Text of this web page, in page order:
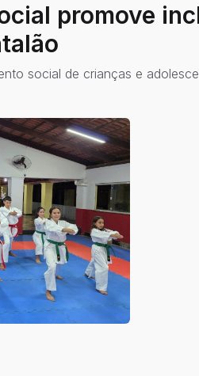
promove
social de crianças e